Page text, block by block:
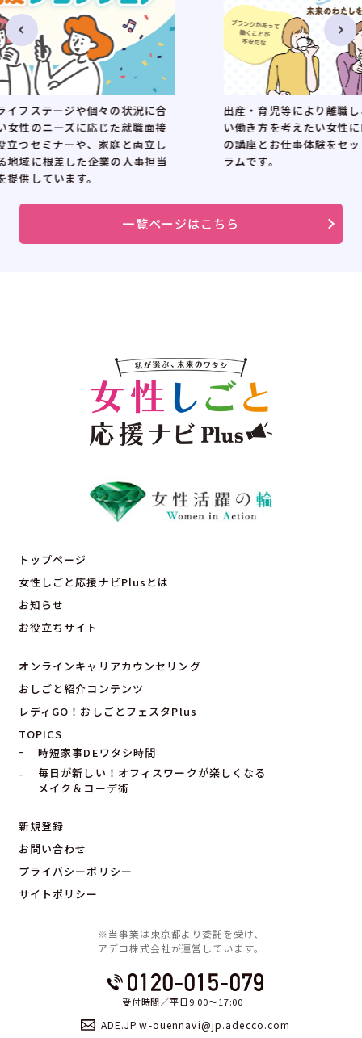
出産・育児等により離職し、再就職の時期や自分らし
い働き方を考えたい女性に向けた、3カ月間・全12回
の講座とお仕事体験をセットにした再就職支援プログ
ラムです。
一覧ページはこちら
トップページ
女性しごと応援ナビPlusとは
お知らせ
お役立ちサイト
オンラインキャリアカウンセリング
おしごと紹介コンテンツ
レディGO！おしごとフェスタPlus
TOPICS
時短家事DEワタシ時間
毎日が新しい！オフィスワークが楽しくなる
メイク＆コーデ術
新規登録
お問い合わせ
プライバシーポリシー
サイトポリシー
※当事業は東京都より委託を受け、
アデコ株式会社が運営しています。
受付時間／平日9:00〜17:00
ADE.JP.w-ouennavi@jp.adecco.com